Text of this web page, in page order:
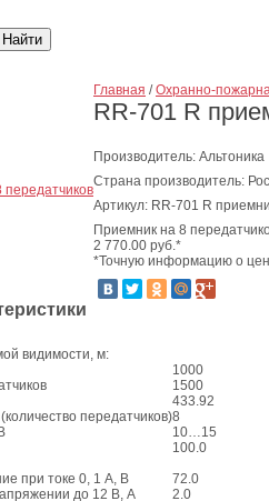
Главная / Охранно-
RR-701 R
Производитель: Альтоника
Страна производитель:
Артикул: RR-701 R
Приемник на 8
2 770.00 руб.*
*Точную информацию о
видимости, м:
1000
1500
433.92
передатчиков)8
10…15
100.0
при токе 0, 1 А, В
72.0
до 12 В, А
2.0